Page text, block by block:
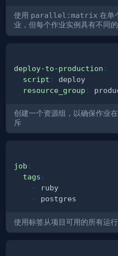
使用 parallel:matrix 在单
业，但每个作业实例具有不同
deploy-to-production :
script :
resource_group :
创建一个资源组，以确保作业
斥
job :
tags :
-
-
使用标签从项目可用的所有运